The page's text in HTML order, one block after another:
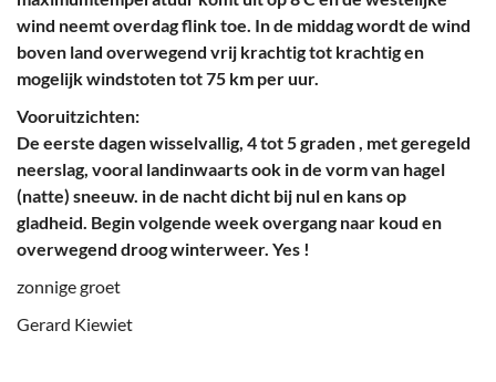
wind neemt overdag flink toe. In de middag wordt de wind
boven land overwegend vrij krachtig tot krachtig en
mogelijk windstoten tot 75 km per uur.
Vooruitzichten:
De eerste dagen wisselvallig, 4 tot 5 graden , met geregeld
neerslag, vooral landinwaarts ook in de vorm van hagel
(natte) sneeuw. in de nacht dicht bij nul en kans op
gladheid. Begin volgende week overgang naar koud en
overwegend droog winterweer. Yes !
zonnige groet
Gerard Kiewiet